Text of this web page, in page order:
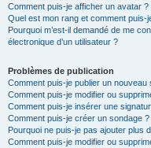
Comment puis-je afficher un avatar ?
Quel est mon rang et comment puis-
Pourquoi m’est-il demandé de me
électronique d’un utilisateur ?
Problèmes de publication
Comment puis-je publier un nouveau
Comment puis-je modifier ou
Comment puis-je insérer une
Comment puis-je créer un sondage ?
Pourquoi ne puis-je pas ajouter plus
Comment puis-je modifier ou